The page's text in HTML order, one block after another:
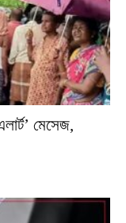
মেসেজ,